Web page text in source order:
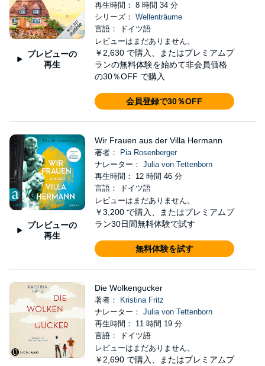
プレビューの
再生
再生時間： 8 時間 34 分
シリーズ： Wellenträume
言語： ドイツ語
レビューはまだありません。
￥2,630 で購入、またはプレミアムプ
ランの無料体験を始めて非会員価格
の30％OFF で購入
会員登録で30％OFF
プレビューの
再生
Wir Frauen aus der Villa Hermann
著者：
Pia Rosenberger
ナレーター： Julia von Tettenborn
再生時間： 12 時間 46 分
言語： ドイツ語
レビューはまだありません。
￥3,200 で購入、またはプレミアムプ
ラン30日間無料体験で試す
無料体験を試す
Die Wolkengucker
著者：
Kristina Fritz
ナレーター： Julia von Tettenborn
再生時間： 11 時間 19 分
言語： ドイツ語
レビューはまだありません。
￥2,690 で購入、またはプレミアムプ